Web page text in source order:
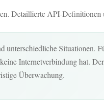
Detaillierte API-
unterschiedliche
Internetverbindung hat.
Überwachung.